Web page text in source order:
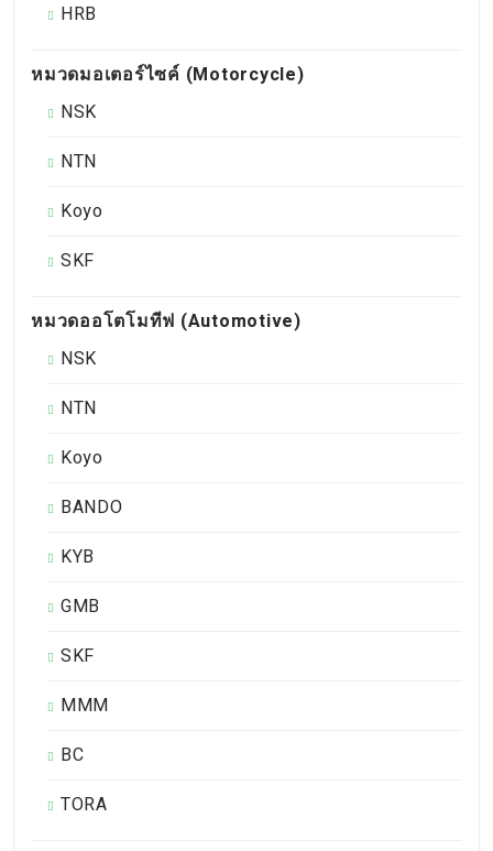
HRB
หมวดมอเตอร์ไซค์ (Motorcycle)
NSK
NTN
Koyo
SKF
หมวดออโตโมทีฟ (Automotive)
NSK
NTN
Koyo
BANDO
KYB
GMB
SKF
MMM
BC
TORA